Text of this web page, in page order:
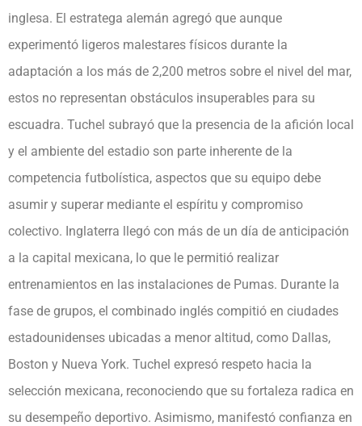
inglesa. El estratega alemán agregó que aunque
experimentó ligeros malestares físicos durante la
adaptación a los más de 2,200 metros sobre el nivel del mar,
estos no representan obstáculos insuperables para su
escuadra. Tuchel subrayó que la presencia de la afición local
y el ambiente del estadio son parte inherente de la
competencia futbolística, aspectos que su equipo debe
asumir y superar mediante el espíritu y compromiso
colectivo. Inglaterra llegó con más de un día de anticipación
a la capital mexicana, lo que le permitió realizar
entrenamientos en las instalaciones de Pumas. Durante la
fase de grupos, el combinado inglés compitió en ciudades
estadounidenses ubicadas a menor altitud, como Dallas,
Boston y Nueva York. Tuchel expresó respeto hacia la
selección mexicana, reconociendo que su fortaleza radica en
su desempeño deportivo. Asimismo, manifestó confianza en